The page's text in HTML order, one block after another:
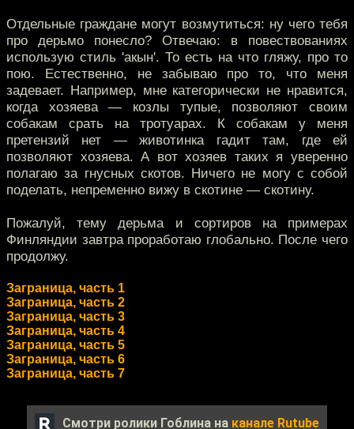
Отдельные граждане могут возмутиться: ну чего тебя
про дерьмо понесло? Отвечаю: в повествованиях
использую стиль 'акын'. То есть на что гляжу, про то
пою. Естественно, не забываю про то, что меня
задевает. Например, мне категорически не нравится,
когда хозяева — козлы тупые, позволяют своим
собакам срать на тротуарах. К собакам у меня
претензий нет — животинка гадит там, где ей
позволяют хозяева. А вот хозяев таких я уверенно
полагаю за гнусных скотов. Ничего не могу с собой
поделать, непременно вижу в скотине — скотину.
Пожалуй, тему дерьма и сортиров на примерах
Финляндии завтра проработаю глобально. После чего
продолжу.
Заграница, часть 1
Заграница, часть 2
Заграница, часть 3
Заграница, часть 4
Заграница, часть 5
Заграница, часть 6
Заграница, часть 7
Смотри ролики Гоблина на канале Rutube